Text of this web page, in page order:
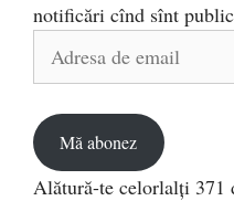
notificări cînd sînt
Adresa
Mă abonez
Alătură-te celorlalți 371